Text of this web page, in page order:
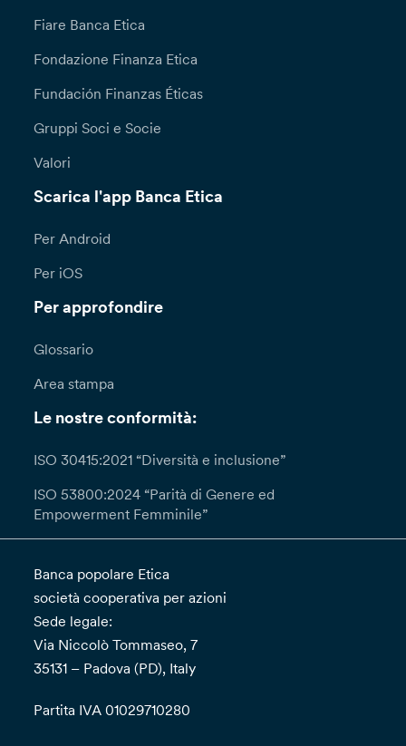
Fiare Banca Etica
Fondazione Finanza Etica
Fundación Finanzas Éticas
Gruppi Soci e Socie
Valori
Scarica l'app Banca Etica
Per Android
Per iOS
Per approfondire
Glossario
Area stampa
Le nostre conformità:
ISO 30415:2021 “Diversità e inclusione”
ISO 53800:2024 “Parità di Genere ed
Empowerment Femminile”
Banca popolare Etica
società cooperativa per azioni
Sede legale:
Via Niccolò Tommaseo, 7
35131 – Padova (PD), Italy
Partita IVA 01029710280